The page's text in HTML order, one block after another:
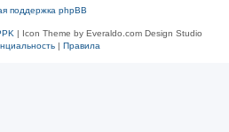
поддержка phpBB
| Icon Theme by Everaldo.com Design Studio
| Правила